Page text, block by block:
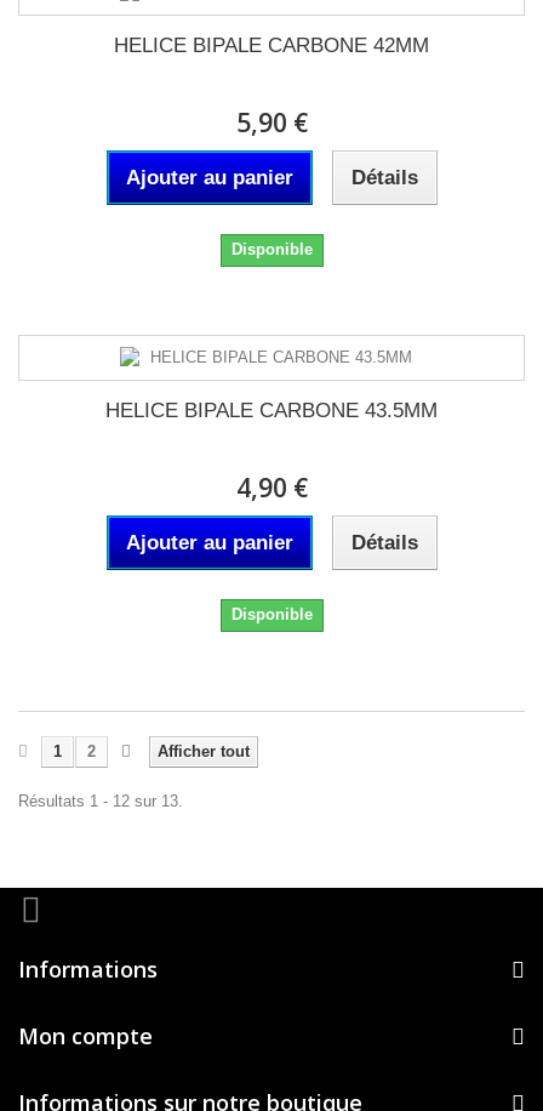
HELICE BIPALE CARBONE 42MM
5,90 €
Ajouter au panier Détails
Disponible
HELICE BIPALE CARBONE 43.5MM
4,90 €
Ajouter au panier Détails
Disponible
Afficher tout
1 2
Résultats 1 - 12 sur 13.
Informations
Mon compte
Informations sur notre boutique